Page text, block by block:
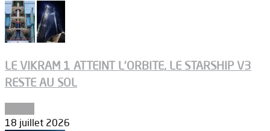
LE VIKRAM 1 ATTEINT L’ORBITE, LE STARSHIP V3
RESTE AU SOL
18 juillet 2026